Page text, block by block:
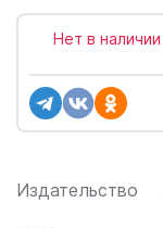
Издательство
Нет в наличии